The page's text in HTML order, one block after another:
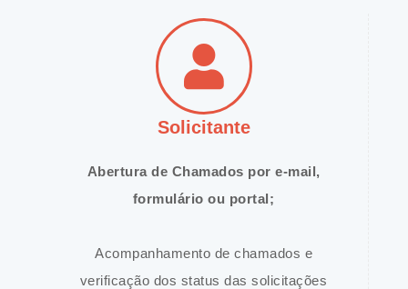
Solicitante
Abertura de Chamados por e-mail,
formulário ou portal;
Acompanhamento de chamados e
verificação dos status das solicitações